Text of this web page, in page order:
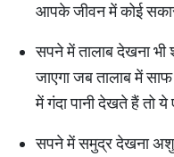
आपके जीवन में कोई
सपने में तालाब देखना भी
जाएगा जब तालाब में
में गंदा पानी देखते हैं
सपने में समुद्र देखना अशुभ